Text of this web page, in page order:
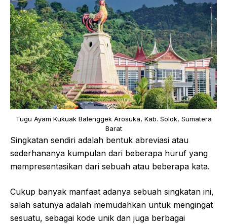
Tugu Ayam Kukuak Balenggek Arosuka, Kab. Solok, Sumatera
Barat
Singkatan sendiri adalah bentuk abreviasi atau
sederhananya kumpulan dari beberapa huruf yang
mempresentasikan dari sebuah atau beberapa kata.
Cukup banyak manfaat adanya sebuah singkatan ini,
salah satunya adalah memudahkan untuk mengingat
sesuatu, sebagai kode unik dan juga berbagai